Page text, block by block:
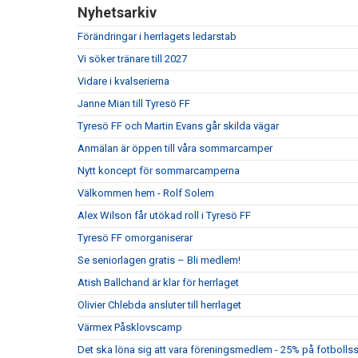
Nyhetsarkiv
Förändringar i herrlagets ledarstab
Vi söker tränare till 2027
Vidare i kvalserierna
Janne Mian till Tyresö FF
Tyresö FF och Martin Evans går skilda vägar
Anmälan är öppen till våra sommarcamper
Nytt koncept för sommarcamperna
Välkommen hem - Rolf Solem
Alex Wilson får utökad roll i Tyresö FF
Tyresö FF omorganiserar
Se seniorlagen gratis – Bli medlem!
Atish Ballchand är klar för herrlaget
Olivier Chlebda ansluter till herrlaget
Värmex Påsklovscamp
Det ska löna sig att vara föreningsmedlem - 25% på